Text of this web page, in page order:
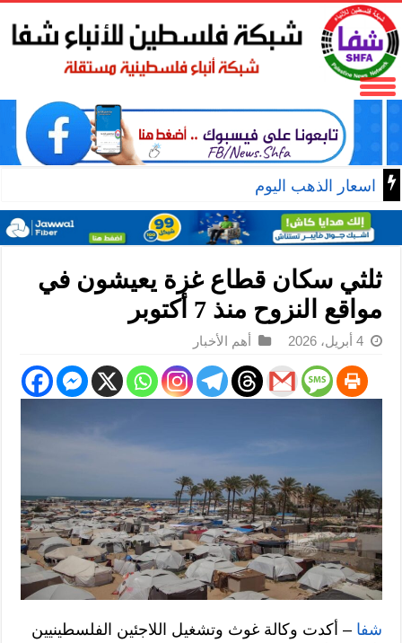
اسعار الذهب اليوم
ثلثي سكان قطاع غزة يعيشون في
مواقع النزوح منذ 7 أكتوبر
4 أبريل، 2026 أهم الأخبار
شفا – أكدت وكالة غوث وتشغيل اللاجئين الفلسطينيين